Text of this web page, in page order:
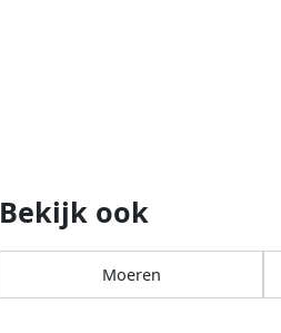
Bekijk ook
Moeren